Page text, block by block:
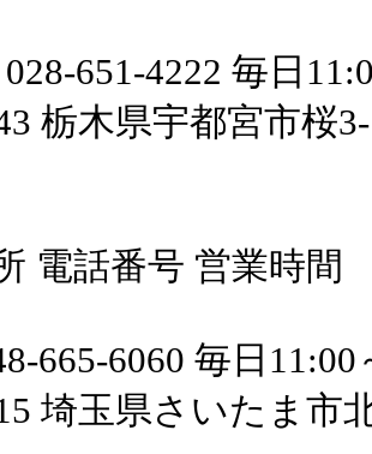
651-4222 毎日
栃木県宇都宮市桜
電話番号 営業時間
665-6060 毎日11:00
埼玉県さいたま市